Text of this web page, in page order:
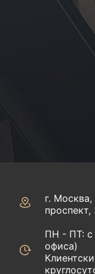
г.
проспект,
ПН - ПТ: с
офиса)